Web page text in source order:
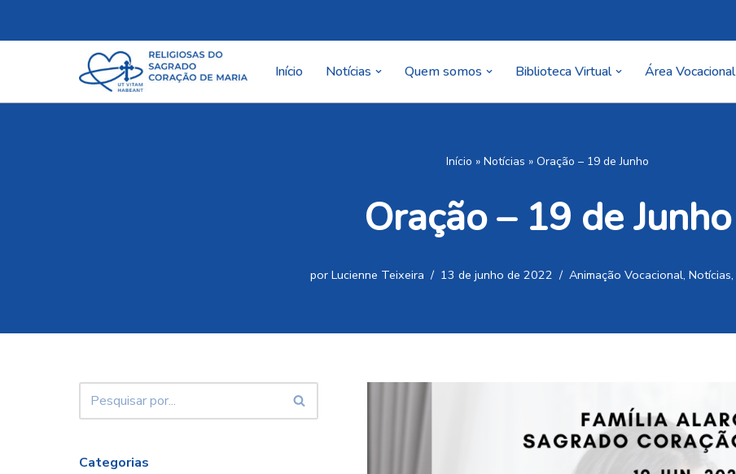
Pular
Início Notícias Quem somos Biblioteca Virtual Área Vocacional
Início » Notícias » Oração – 19 de Junho
Oração – 19 de Junho
por Lucienne Teixeira 13 de junho de 2022 Animação Vocacional, Notícias,
Categorias